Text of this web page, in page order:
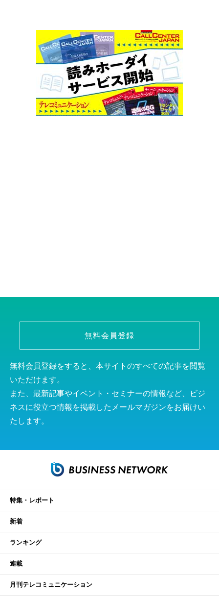
無料会員登録
無料会員登録をすると、本サイトのすべての記事を閲覧
いただけます。
また、最新記事やイベント・セミナーの情報など、ビジ
ネスに役立つ情報を掲載したメールマガジンをお届けい
たします。
特集・レポート
新着
ランキング
連載
月刊テレコミュニケーション